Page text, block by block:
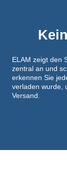
ELAM zeigt den
zentral an und
erkennen Sie
verladen wurde,
Versand.